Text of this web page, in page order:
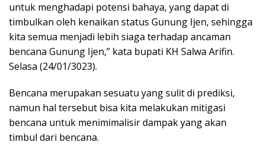
untuk menghadapi potensi bahaya, yang dapat di
timbulkan oleh kenaikan status Gunung Ijen, sehingga
kita semua menjadi lebih siaga terhadap ancaman
bencana Gunung Ijen,” kata bupati KH Salwa Arifin.
Selasa (24/01/3023).
Bencana merupakan sesuatu yang sulit di prediksi,
namun hal tersebut bisa kita melakukan mitigasi
bencana untuk menimimalisir dampak yang akan
timbul dari bencana.